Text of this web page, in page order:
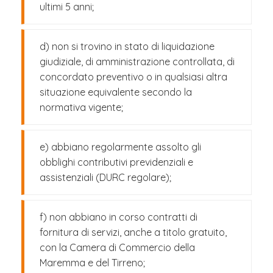
ultimi 5 anni;
d) non si trovino in stato di liquidazione
giudiziale, di amministrazione controllata, di
concordato preventivo o in qualsiasi altra
situazione equivalente secondo la
normativa vigente;
e) abbiano regolarmente assolto gli
obblighi contributivi previdenziali e
assistenziali (DURC regolare);
f) non abbiano in corso contratti di
fornitura di servizi, anche a titolo gratuito,
con la Camera di Commercio della
Maremma e del Tirreno;